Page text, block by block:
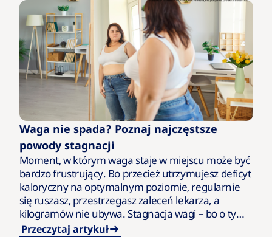
drastyczne…
Waga nie spada? Poznaj najczęstsze
powody stagnacji
Moment, w którym waga staje w miejscu może być
bardzo frustrujący. Bo przecież utrzymujesz deficyt
kaloryczny na optymalnym poziomie, regularnie
się ruszasz, przestrzegasz zaleceń lekarza, a
kilogramów nie ubywa. Stagnacja wagi – bo o tym
zjawisku mowa –…
Przeczytaj artykuł